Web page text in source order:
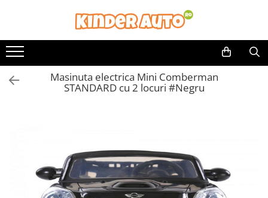
Toate Produsele
Produse in stoc
Masinute electrice
Motociclete electrice
Motociclete Drift-Trike
Masinute electrice Mercedes
Masinute electrice tip SUV
Masinuta electrica Mini Comberman
STANDARD cu 2 locuri #Negru